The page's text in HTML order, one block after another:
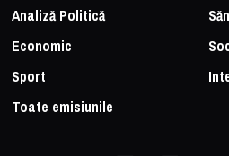
Analiză Politică
Economic
Sport
Toate emisiunile